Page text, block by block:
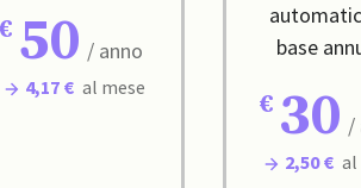
50 / anno
4,17 € al mese
base
30 /
2,50 € al